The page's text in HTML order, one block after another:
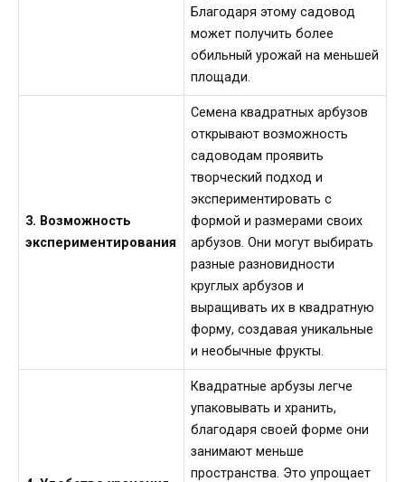
Благодаря этому садовод
может получить более
обильный урожай на меньшей
площади.
3. Возможность
экспериментирования
Семена квадратных арбузов
открывают возможность
садоводам проявить
творческий подход и
экспериментировать с
формой и размерами своих
арбузов. Они могут выбирать
разные разновидности
круглых арбузов и
выращивать их в квадратную
форму, создавая уникальные
и необычные фрукты.
Квадратные арбузы легче
упаковывать и хранить,
благодаря своей форме они
занимают меньше
пространства. Это упрощает